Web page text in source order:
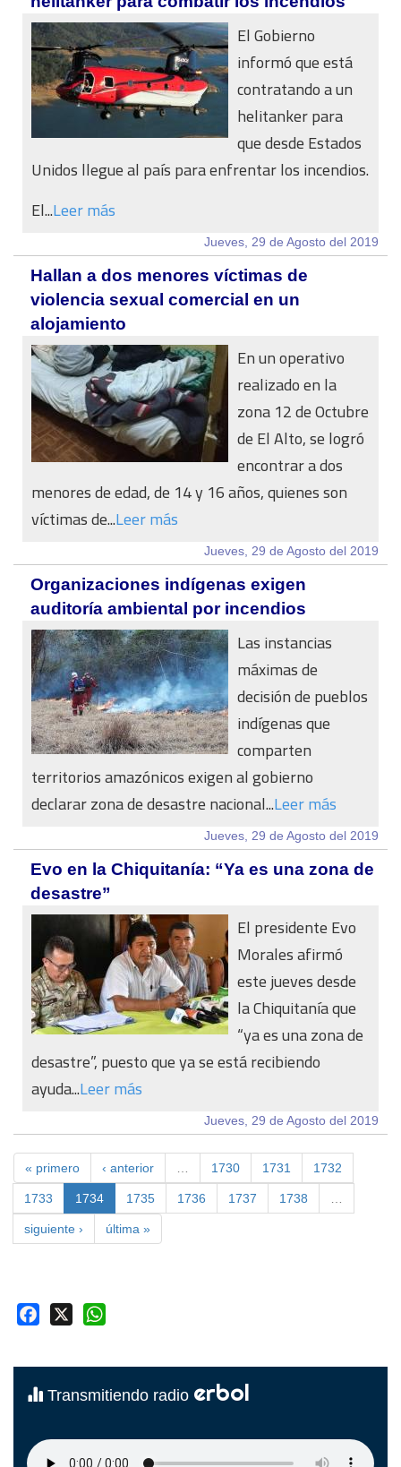
El Gobierno
informó que está
contratando a un
helitanker para
que desde Estados
Unidos llegue al país para enfrentar los incendios.
El...Leer más
Jueves, 29 de Agosto del 2019
Hallan a dos menores víctimas de
violencia sexual comercial en un
alojamiento
En un operativo
realizado en la
zona 12 de Octubre
de El Alto, se logró
encontrar a dos
menores de edad, de 14 y 16 años, quienes son
víctimas de...Leer más
Jueves, 29 de Agosto del 2019
Organizaciones indígenas exigen
auditoría ambiental por incendios
Las instancias
máximas de
decisión de pueblos
indígenas que
comparten
territorios amazónicos exigen al gobierno
declarar zona de desastre nacional...Leer más
Jueves, 29 de Agosto del 2019
Evo en la Chiquitanía: “Ya es una zona de
desastre”
El presidente Evo
Morales afirmó
este jueves desde
la Chiquitanía que
“ya es una zona de
desastre”, puesto que ya se está recibiendo
ayuda...Leer más
Jueves, 29 de Agosto del 2019
« primero ‹ anterior 1730 1731 1732
1733 1734 1735 1736 1737 1738
siguiente › última »
Facebook
Transmitiendo radio erbol